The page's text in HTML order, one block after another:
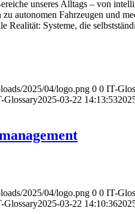
unseres Alltags – von
autonomen Fahrzeugen und
Realität: Systeme, die
2025/04/logo.png 0 0 IT-
Glossary2025-03-22 14:13:53
2025/04/logo.png 0 0 IT-
Glossary2025-03-22 14:10:36